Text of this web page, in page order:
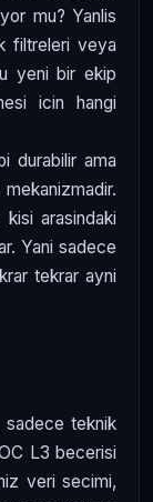
mu? Yanlis
filtreleri veya
yeni bir ekip
icin hangi
durabilir ama
arasindaki
Yani sadece
tekrar ayni
teknik
L3 becerisi
veri secimi,